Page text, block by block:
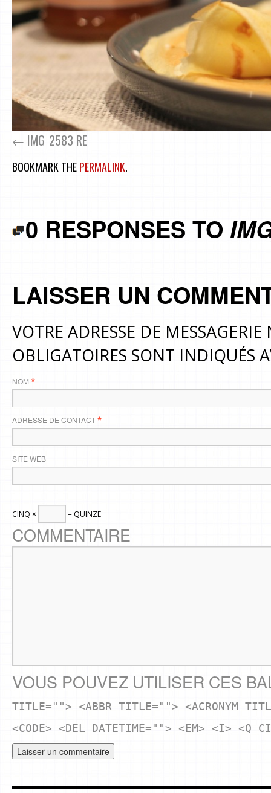
IMG_2583 RE
BOOKMARK THEPERMALINK.
0 RESPONSES TO
LAISSER UN
VOTRE ADRESSE DE
OBLIGATOIRES SONT INDIQUÉS
NOM *
ADRESSE DE CONTACT*
SITE WEB
CINQ × = QUINZE
COMMENTAIRE
VOUS POUVEZ UTILISER CES
TITLE=""> <ABBR TITLE=""> <ACRONYM
<CODE> <DEL DATETIME=""> <EM> <I> <Q